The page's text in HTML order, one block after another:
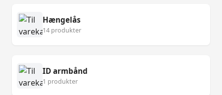
Hængelås
14 produkter
ID armbånd
1 produkter